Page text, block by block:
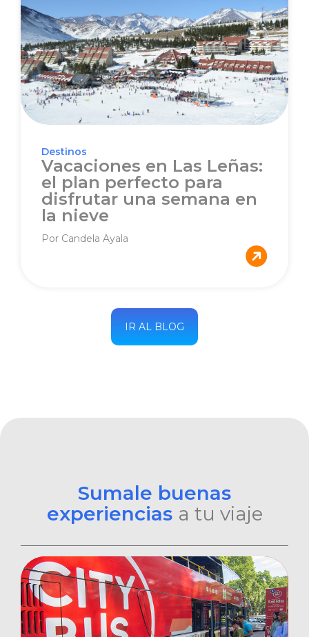
Destinos
Vacaciones en Las Leñas:
el plan perfecto para
disfrutar una semana en
la nieve
Por Candela Ayala
IR AL BLOG
Sumale buenas
experiencias a tu viaje